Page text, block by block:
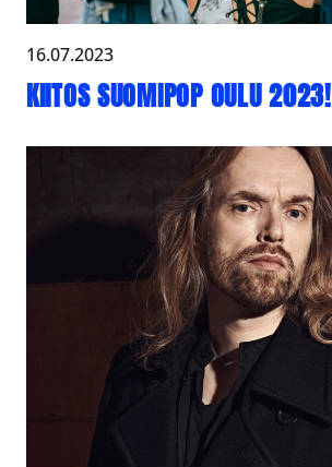
16.07.2023
KIITOS SUOMIPOP OULU 2023!